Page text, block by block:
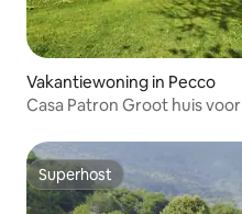
Vakantiewoning in Pecco
Casa Patron Groot huis
Superhost
Superhost